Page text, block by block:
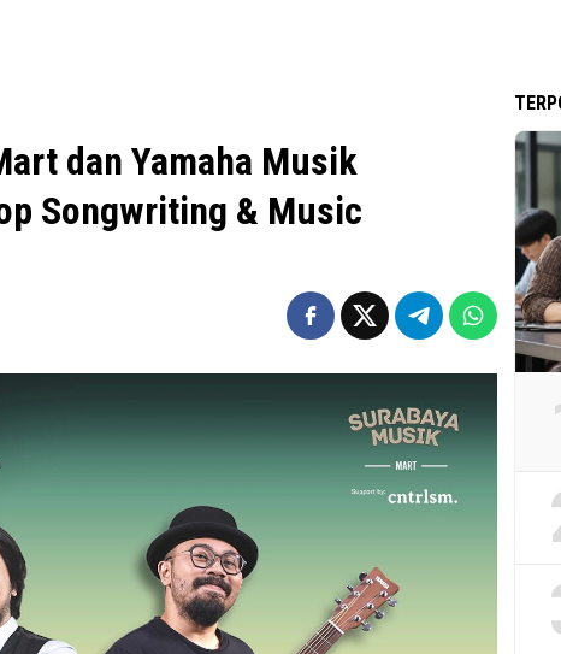
dan Yamaha Musik
Songwriting & Music